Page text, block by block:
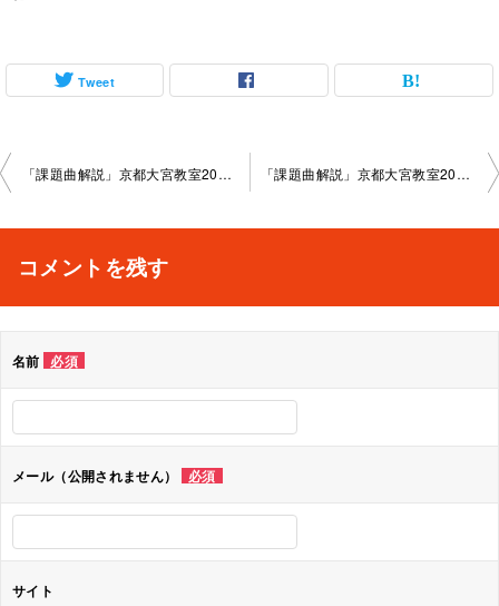
Tweet
投
ビ
シ
ョ
ン
「課題曲解説」京都大宮教室2024-08-24-no0003-­1005 「課題曲解説」京都大宮教室2024-09-21-no0003-­1005
コメントを残す
名前 必須
メール（公開されません） 必須
サイト